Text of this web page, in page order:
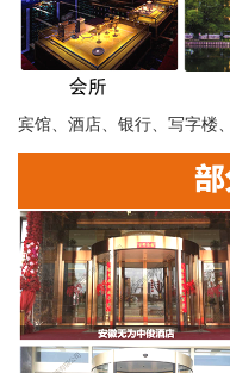
宾馆、酒店、银行、写字楼